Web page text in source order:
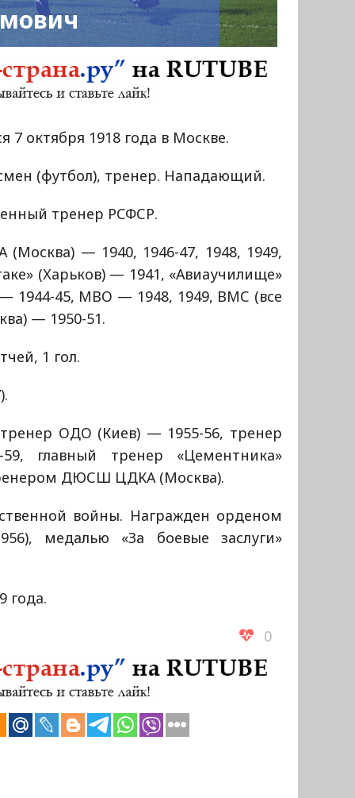
7 октября 1918 года в Москве.
(футбол), тренер. Нападающий.
тренер РСФСР.
— 1940, 1946-47, 1948, 1949,
(Харьков) — 1941, «Авиаучилище»
1944-45, МВО — 1948, 1949, ВМС (все
— 1950-51.
1 гол.
ОДО (Киев) — 1955-56, тренер
главный тренер «Цементника»
ДЮСШ ЦДКА (Москва).
войны. Награжден орденом
медалью «За боевые заслуги»
года.
0